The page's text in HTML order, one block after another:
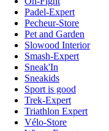
Padel-Expert
Pecheur-Store
Pet and Garden
Slowood Interior
Smash-Expert
Sneak'In
Sneakids
Sport is good
Trek-Expert
Triathlon Expert
Vélo-Store